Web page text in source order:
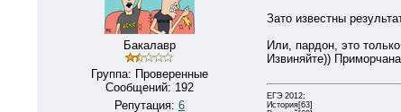
Бакалавр
Группа: Проверенные
Сообщений: 192
Репутация: 6
Зато известны
Или, пардон, это
Извиняйте))
ЕГЭ 2012:
История[63]